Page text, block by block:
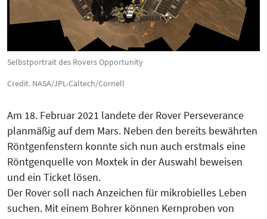
Selbstportrait des Rovers Opportunity
Credit. NASA/JPL-Caltech/Cornell
Am 18. Februar 2021 landete der Rover Perseverance
planmäßig auf dem Mars. Neben den bereits bewährten
Röntgenfenstern konnte sich nun auch erstmals eine
Röntgenquelle von Moxtek in der Auswahl beweisen
und ein Ticket lösen.
Der Rover soll nach Anzeichen für mikrobielles Leben
suchen. Mit einem Bohrer können Kernproben von